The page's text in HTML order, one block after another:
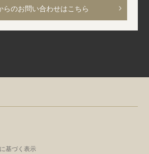
らのお問い合わせはこちら
基づく表示